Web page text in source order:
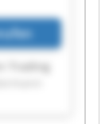
Trading